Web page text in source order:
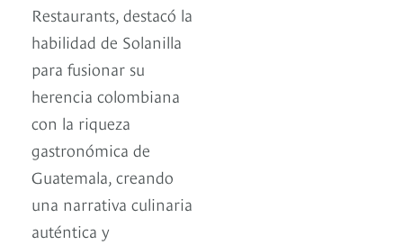
Restaurants, destacó la
habilidad de Solanilla
para fusionar su
herencia colombiana
con la riqueza
gastronómica de
Guatemala, creando
una narrativa culinaria
auténtica y